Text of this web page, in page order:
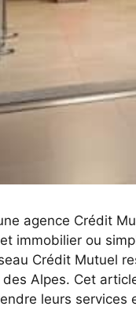
agence Crédit
immobilier ou
Crédit Mutuel
Alpes. Cet
leurs